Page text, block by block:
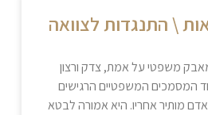
\ התנגדות לצוואה
משפטי על אמת, צדק ורצון
המסמכים המשפטיים הרגישים
מותיר אחריו. היא אמורה לבטא